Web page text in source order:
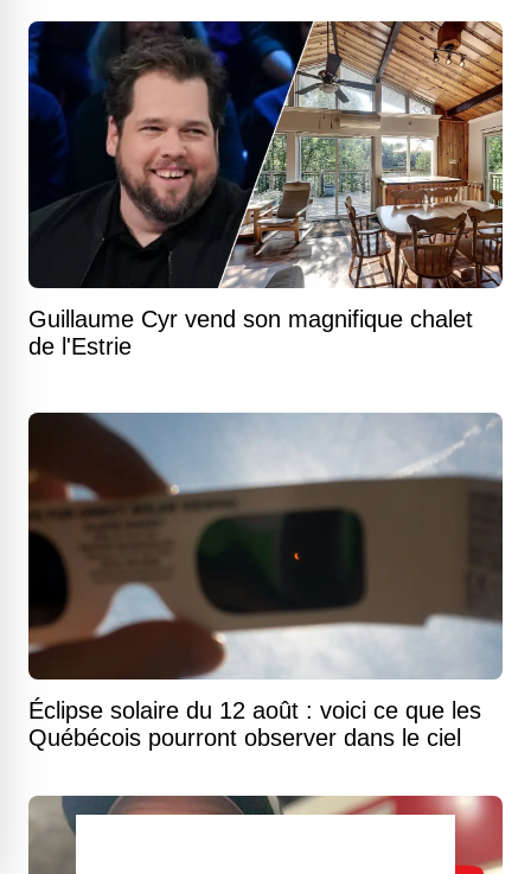
Guillaume Cyr vend son magnifique chalet
de l'Estrie
Éclipse solaire du 12 août : voici ce que les
Québécois pourront observer dans le ciel